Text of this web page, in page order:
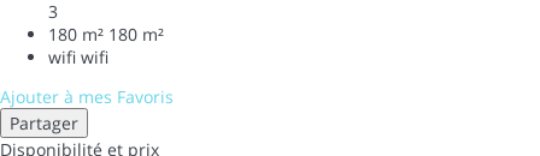
3
180 m² 180 m²
wifi wifi
Ajouter à mes Favoris
Partager
Disponibilité et prix